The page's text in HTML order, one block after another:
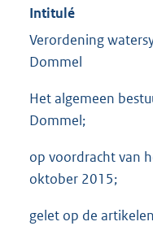
Intitulé
Verordening
Dommel
Het algemeen
Dommel;
op voordracht van
oktober 2015;
gelet op de